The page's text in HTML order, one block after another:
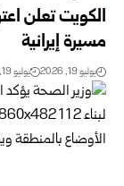
الكويت تعلن
مسيرة إيرانية
يوليو 19, 2026 يوليو 19, 2026